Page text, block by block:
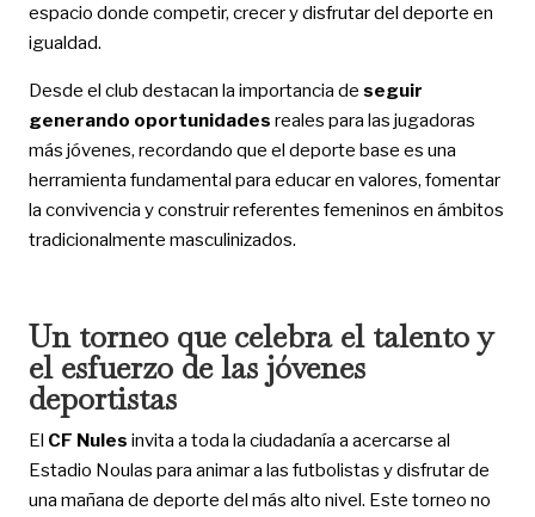
espacio donde competir, crecer y disfrutar del deporte en
igualdad.
Desde el club destacan la importancia de seguir
generando oportunidades reales para las jugadoras
más jóvenes, recordando que el deporte base es una
herramienta fundamental para educar en valores, fomentar
la convivencia y construir referentes femeninos en ámbitos
tradicionalmente masculinizados.
Un torneo que celebra el talento y
el esfuerzo de las jóvenes
deportistas
El CF Nules invita a toda la ciudadanía a acercarse al
Estadio Noulas para animar a las futbolistas y disfrutar de
una mañana de deporte del más alto nivel. Este torneo no